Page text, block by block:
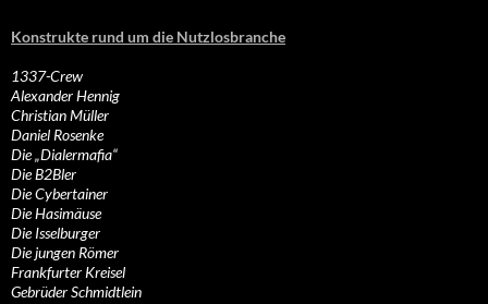
Konstrukte rund um die Nutzlosbranche
1337-Crew
Alexander Hennig
Christian Müller
Daniel Rosenke
Die „Dialermafia“
Die B2Bler
Die Cybertainer
Die Hasimäuse
Die Isselburger
Die jungen Römer
Frankfurter Kreisel
Gebrüder Schmidtlein